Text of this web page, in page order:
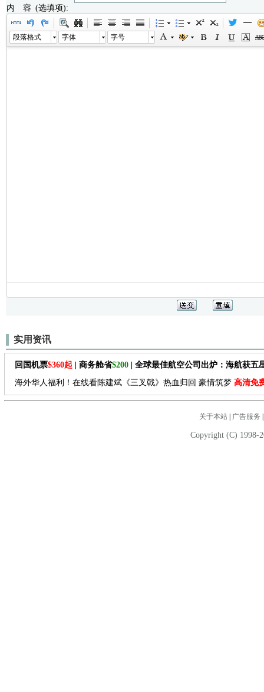
内 容 (选填项):
段落格式 字体 字号
实用资讯
回国机票$360起 | 商务舱省$200 | 全球最佳航空公司出炉：海航获五
海外华人福利！在线看陈建斌《三叉戟》热血归回 豪情筑梦 高清免
关于本站| 广告服务
Copyright (C) 1998-